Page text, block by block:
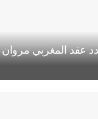
عقد المغربي